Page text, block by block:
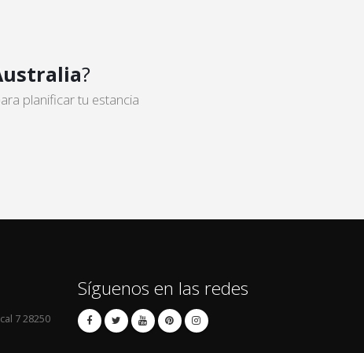
?
planificar tu estancia
7 28250
Síguenos en las redes